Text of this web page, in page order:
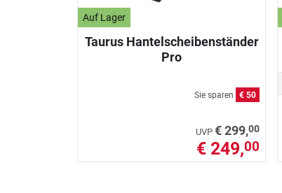
Auf Lager
Taurus Hantelscheibenständer
Pro
Sie sparen € 50
UVP € 299,00
€ 249,00